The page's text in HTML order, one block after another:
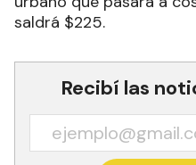
saldrá $225.
Recibí las